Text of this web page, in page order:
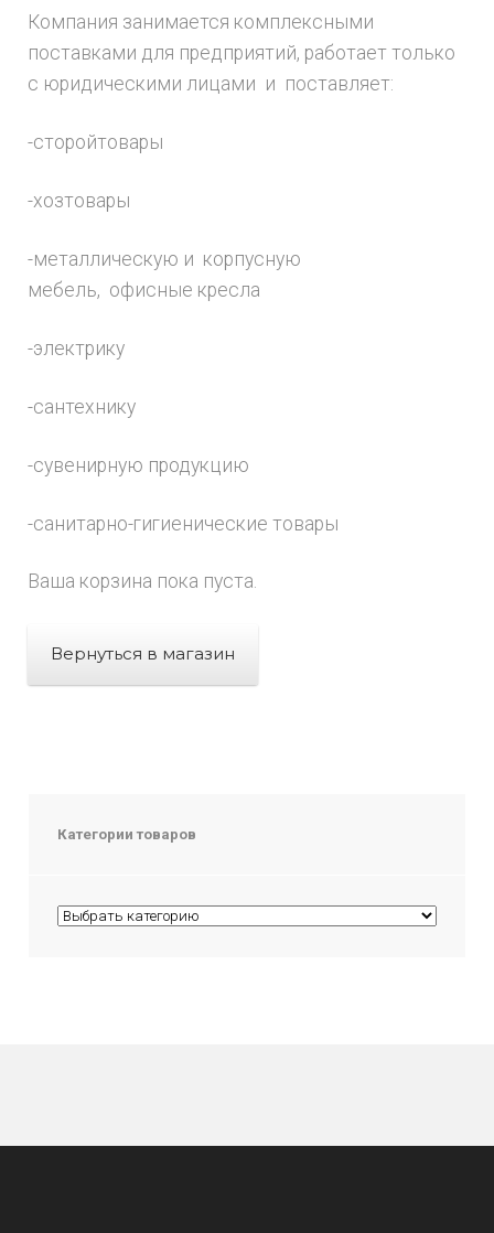
Компания занимается комплексными
поставками для предприятий, работает только
с юридическими лицами и поставляет:
-сторойтовары
-хозтовары
-металлическую и корпусную
мебель, офисные кресла
-электрику
-сантехнику
-сувенирную продукцию
-санитарно-гигиенические товары
Ваша корзина пока пуста.
Вернуться в магазин
Категории товаров